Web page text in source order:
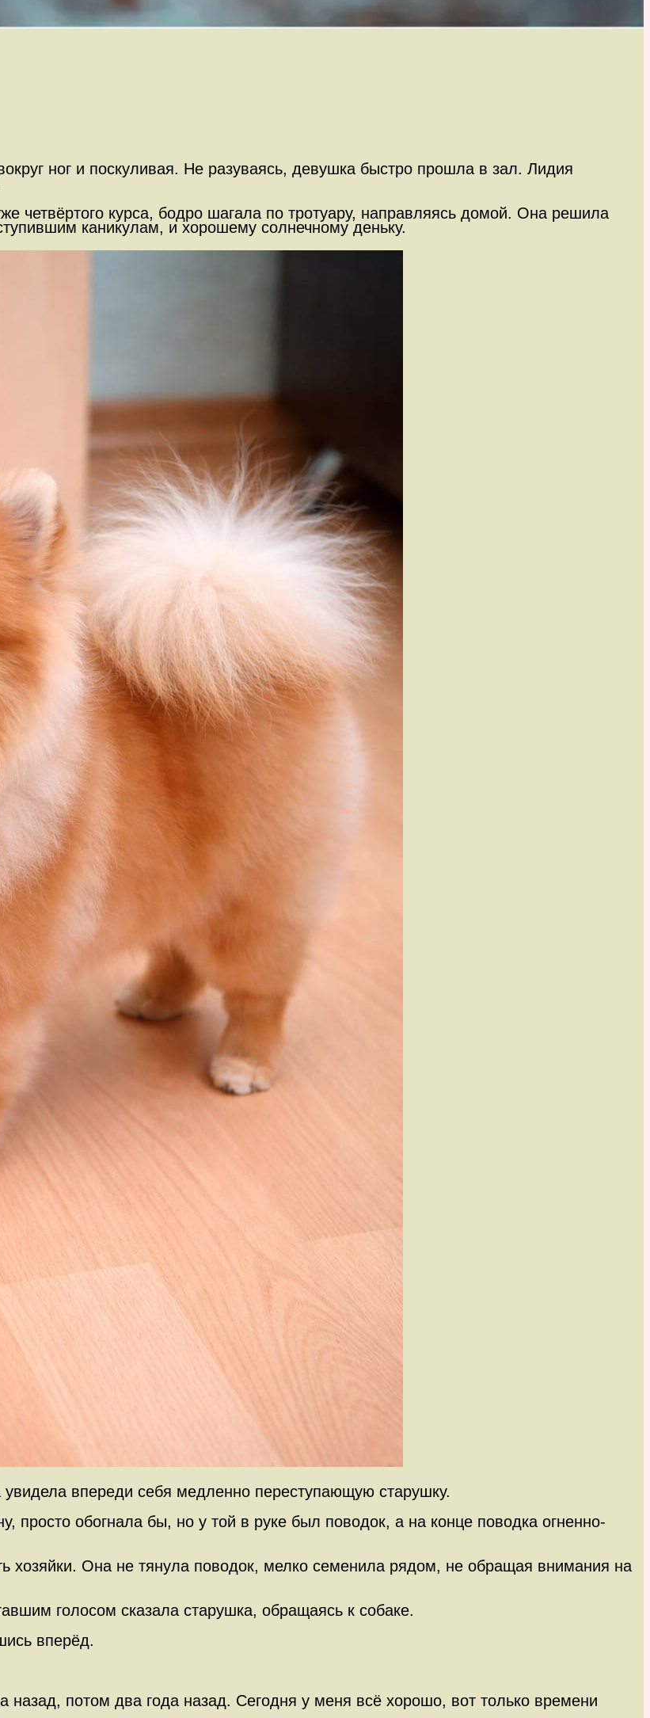
ног и поскуливая. Не разуваясь, девушка быстро прошла в зал. Лидия
четвёртого курса, бодро шагала по тротуару, направляясь домой. Она решила
каникулам, и хорошему солнечному деньку.
впереди себя медленно переступающую старушку.
обогнала бы, но у той в руке был поводок, а на конце поводка огненно-
хозяйки. Она не тянула поводок, мелко семенила рядом, не обращая внимания на
голосом сказала старушка, обращаясь к собаке.
вперёд.
назад, потом два года назад. Сегодня у меня всё хорошо, вот только времени